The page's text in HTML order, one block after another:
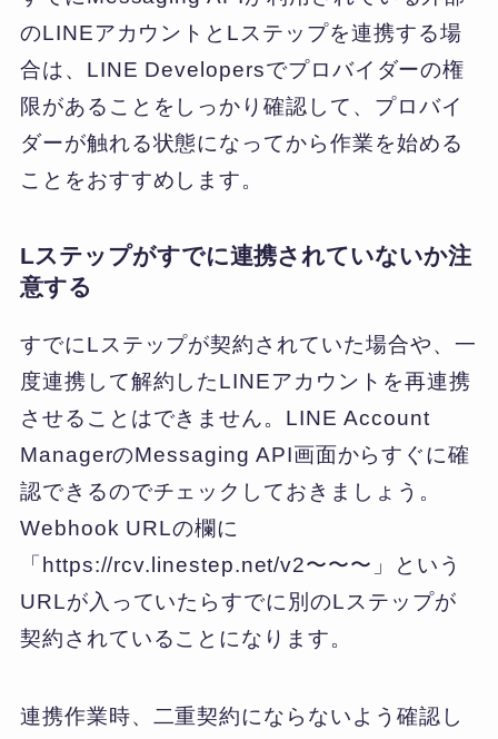
のLINEアカウントとLステップを連携する場
合は、LINE Developersでプロバイダーの権
限があることをしっかり確認して、プロバイ
ダーが触れる状態になってから作業を始める
ことをおすすめします。
Lステップがすでに連携されていないか注
意する
すでにLステップが契約されていた場合や、一
度連携して解約したLINEアカウントを再連携
させることはできません。LINE Account
ManagerのMessaging API画面からすぐに確
認できるのでチェックしておきましょう。
Webhook URLの欄に
「https://rcv.linestep.net/v2〜〜〜」という
URLが入っていたらすでに別のLステップが
契約されていることになります。
連携作業時、二重契約にならないよう確認し